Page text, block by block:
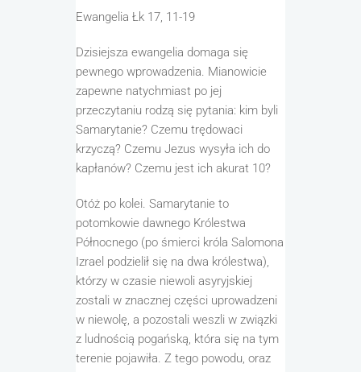
Ewangelia Łk 17, 11-19
Dzisiejsza ewangelia domaga się
pewnego wprowadzenia. Mianowicie
zapewne natychmiast po jej
przeczytaniu rodzą się pytania: kim byli
Samarytanie? Czemu trędowaci
krzyczą? Czemu Jezus wysyła ich do
kapłanów? Czemu jest ich akurat 10?
Otóż po kolei. Samarytanie to
potomkowie dawnego Królestwa
Północnego (po śmierci króla Salomona
Izrael podzielił się na dwa królestwa),
którzy w czasie niewoli asyryjskiej
zostali w znacznej części uprowadzeni
w niewolę, a pozostali weszli w związki
z ludnością pogańską, która się na tym
terenie pojawiła. Z tego powodu, oraz